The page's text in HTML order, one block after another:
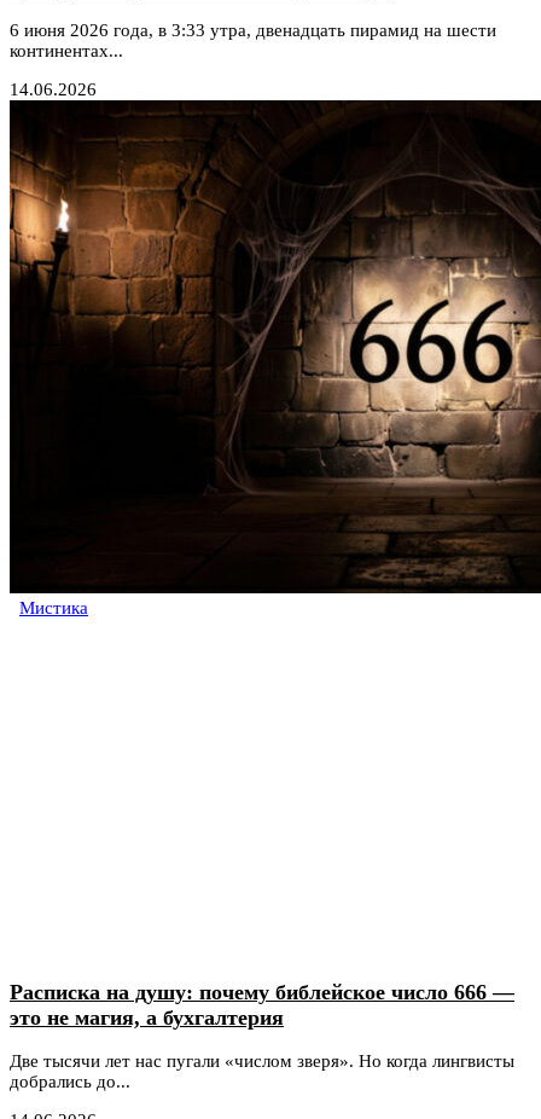
6 июня 2026 года, в 3:33 утра, двенадцать пирамид на шести
континентах...
14.06.2026
Мистика
Расписка на душу: почему библейское число 666 —
это не магия, а бухгалтерия
Две тысячи лет нас пугали «числом зверя». Но когда лингвисты
добрались до...